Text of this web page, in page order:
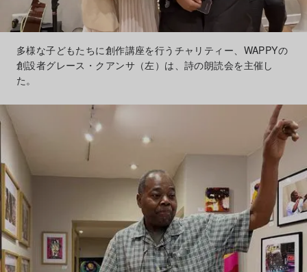
多様な子どもたちに創作講座を行うチャリティー、WAPPYの
創設者グレース・クアンサ（左）は、詩の朗読会を主催し
た。